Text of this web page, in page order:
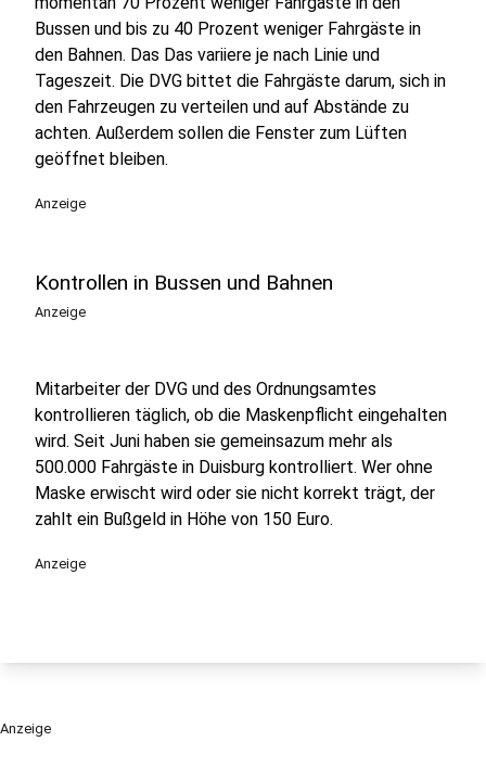
Bussen und bis zu 40 Prozent weniger Fahrgäste in
den Bahnen. Das Das variiere je nach Linie und
Tageszeit. Die DVG bittet die Fahrgäste darum, sich in
den Fahrzeugen zu verteilen und auf Abstände zu
achten. Außerdem sollen die Fenster zum Lüften
geöffnet bleiben.
Anzeige
Kontrollen in Bussen und Bahnen
Anzeige
Mitarbeiter der DVG und des Ordnungsamtes
kontrollieren täglich, ob die Maskenpflicht eingehalten
wird. Seit Juni haben sie gemeinsazum mehr als
500.000 Fahrgäste in Duisburg kontrolliert. Wer ohne
Maske erwischt wird oder sie nicht korrekt trägt, der
zahlt ein Bußgeld in Höhe von 150 Euro.
Anzeige
Anzeige